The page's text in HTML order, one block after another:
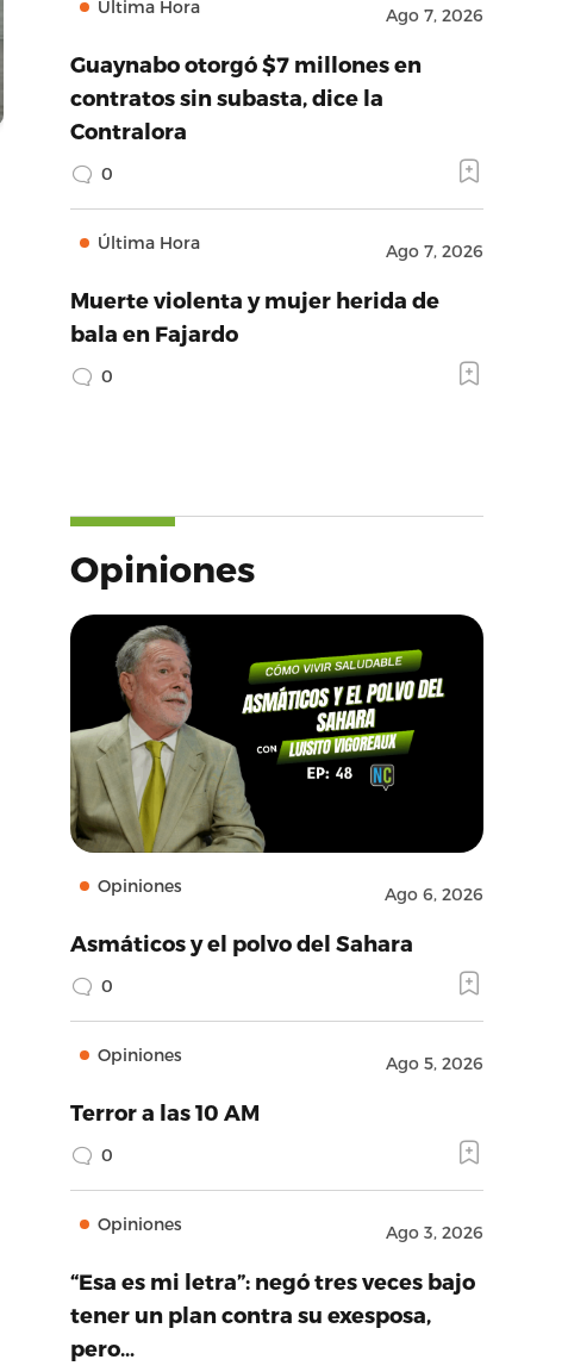
Última Hora Ago 7, 2026
Guaynabo otorgó $7 millones en
contratos sin subasta, dice la
Contralora
0
Última Hora Ago 7, 2026
Muerte violenta y mujer herida de
bala en Fajardo
0
Opiniones
Opiniones Ago 6, 2026
Asmáticos y el polvo del Sahara
0
Opiniones Ago 5, 2026
Terror a las 10 AM
0
Opiniones Ago 3, 2026
“Esa es mi letra”: negó tres veces bajo
tener un plan contra su exesposa,
pero…